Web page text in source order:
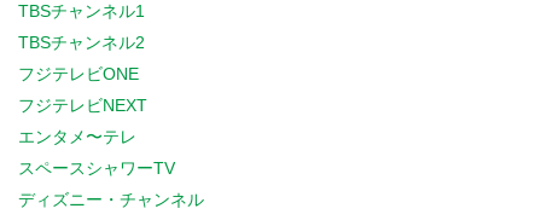
TBSチャンネル1
TBSチャンネル2
フジテレビONE
フジテレビNEXT
エンタメ〜テレ
スペースシャワーTV
ディズニー・チャンネル